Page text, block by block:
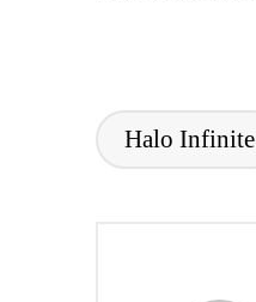
Tags:Halo Infinite